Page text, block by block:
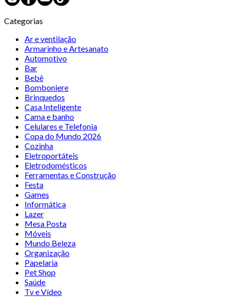
Categorias
Ar e ventilação
Armarinho e Artesanato
Automotivo
Bar
Bebê
Bomboniere
Brinquedos
Casa Inteligente
Cama e banho
Celulares e Telefonia
Copa do Mundo 2026
Cozinha
Eletroportáteis
Eletrodomésticos
Ferramentas e Construção
Festa
Games
Informática
Lazer
Mesa Posta
Móveis
Mundo Beleza
Organização
Papelaria
Pet Shop
Saúde
Tv e Vídeo